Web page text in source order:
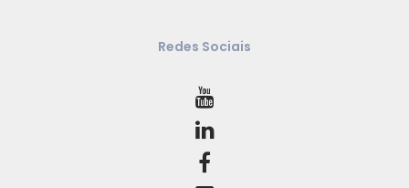
Redes Sociais